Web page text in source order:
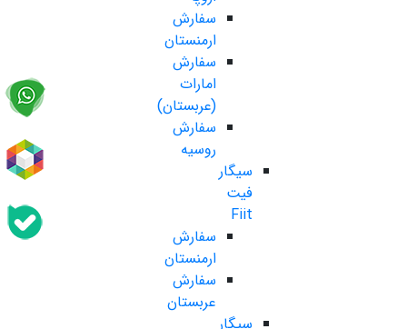
سفارش
ارمنستان
سفارش
امارات
(عربستان)
سفارش
روسیه
سیگار
فیت
Fiit
سفارش
ارمنستان
سفارش
عربستان
سیگار